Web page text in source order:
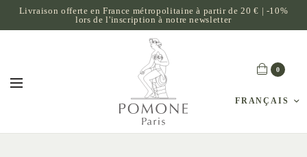
Livraison offerte en France métropolitaine à partir de 20 € | -10%
lors de l'inscription à notre newsletter
FRANÇAIS
0